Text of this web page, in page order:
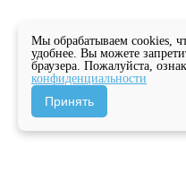
Мы обрабатываем cookies,
удобнее. Вы можете
браузера. Пожалуйста,
конфиденциальности
Принять